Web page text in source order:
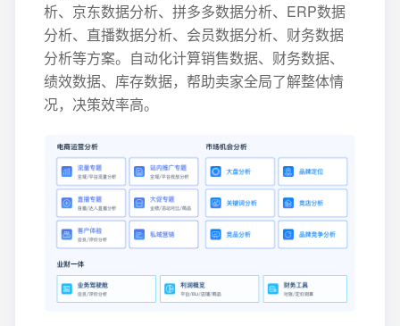
析、京东数据分析、拼多多数据分析、ERP数据
分析、直播数据分析、会员数据分析、财务数据
分析等方案。自动化计算销售数据、财务数据、
绩效数据、库存数据，帮助卖家全局了解整体情
况，决策效率高。